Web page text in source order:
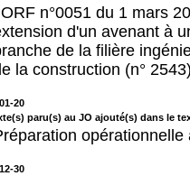
n°0051 du 1 mars
d'un avenant à
de la filière
la construction (n°
20
paru(s) au JO ajouté(s) dans le
30